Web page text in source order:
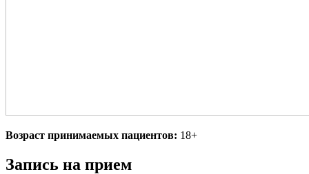
Возраст принимаемых пациентов: 18+
Запись на прием